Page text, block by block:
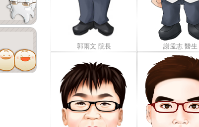
郭雨文 院長 謝孟志 醫生